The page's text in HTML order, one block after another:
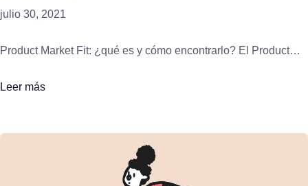
julio 30, 2021
Product Market Fit: ¿qué es y cómo encontrarlo? El Product…
Leer más